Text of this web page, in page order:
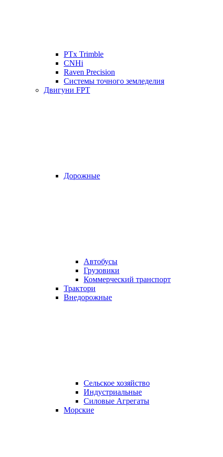
PTx Trimble
CNHi
Raven Precision
Системы точного земледелия
Двигуни FPT
Дорожные
Автобусы
Грузовики
Коммерческий транспорт
Трактори
Внедорожные
Сельское хозяйство
Индустриальные
Силовые Агрегаты
Морские